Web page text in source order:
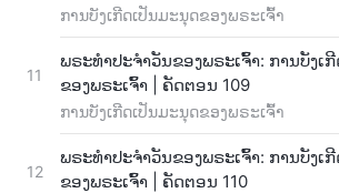
ການບັງເກີດເປັນມະນຸດຂອງພຣະເຈົ້າ
11
ພຣະທຳປະຈຳວັນຂອງພຣະເຈົ້າ: ການບັງເ
ຂອງພຣະເຈົ້າ | ຄັດຕອນ 109
ການບັງເກີດເປັນມະນຸດຂອງພຣະເຈົ້າ
12
ພຣະທຳປະຈຳວັນຂອງພຣະເຈົ້າ: ການບັງເ
ຂອງພຣະເຈົ້າ | ຄັດຕອນ 110